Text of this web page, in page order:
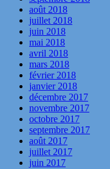
août 2018
juillet 2018
juin 2018
mai 2018
avril 2018
mars 2018
février 2018
janvier 2018
décembre 2017
novembre 2017
octobre 2017
septembre 2017
août 2017
juillet 2017
juin 2017